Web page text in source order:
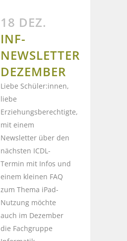
18 DEZ.
INF-
NEWSLETTER
DEZEMBER
Liebe Schüler:innen,
liebe
Erziehungsberechtigte,
mit einem
Newsletter über den
nächsten ICDL-
Termin mit Infos und
einem kleinen FAQ
zum Thema iPad-
Nutzung möchte
auch im Dezember
die Fachgruppe